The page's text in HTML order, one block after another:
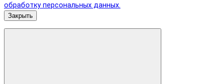
обработку персональных данных.
Закрыть